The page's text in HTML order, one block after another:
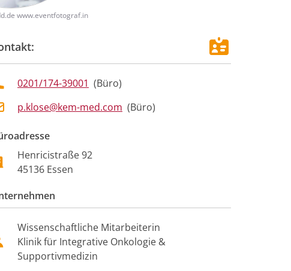
www.eventfotograf.in
0201/174-39001 (Büro)
p.klose@kem-med.com (Büro)
Henricistraße92
45136 Essen
Wissenschaftliche Mitarbeiterin
Klinik für Integrative Onkologie &
Supportivmedizin